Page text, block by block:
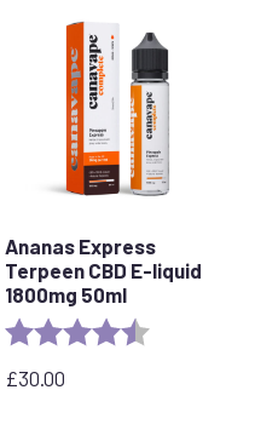
Ananas Express
Terpeen CBD E-liquid
1800mg 50ml
Rating: 4.8 out of 5
£30.00